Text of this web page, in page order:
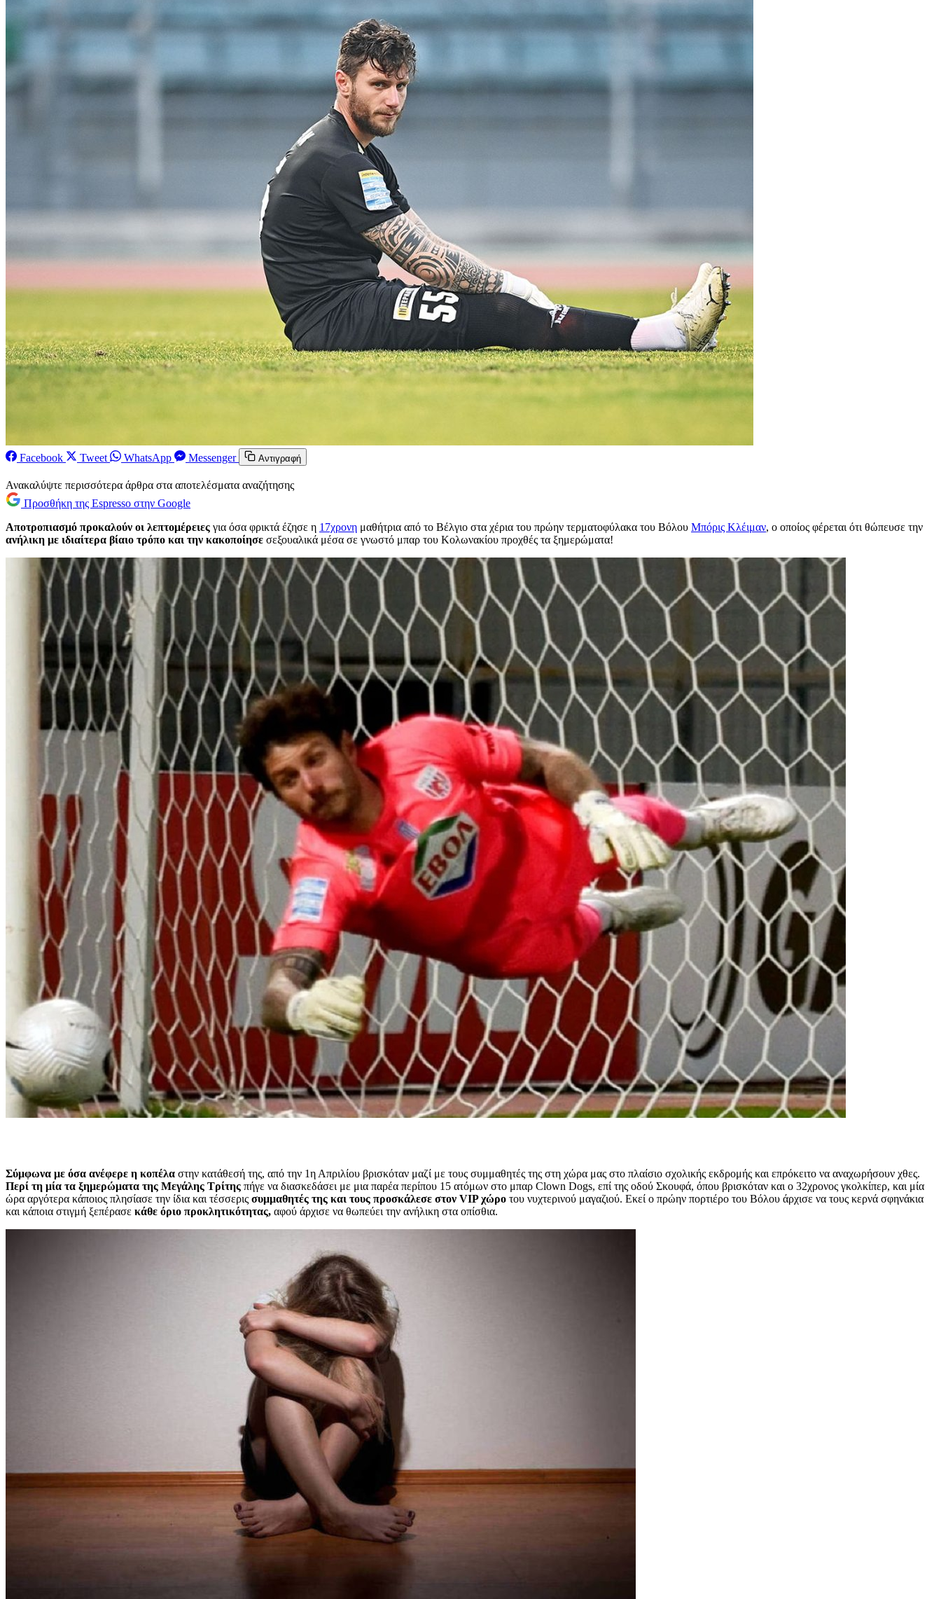
Facebook Tweet WhatsApp Messenger Αντιγραφή
Ανακαλύψτε περισσότερα άρθρα στα αποτελέσματα αναζήτησης
Προσθήκη της Espresso στην Google
Αποτροπιασμό προκαλούν οι λεπτομέρειες για όσα φρικτά έζησε η 17χρονη μαθήτρια από το Βέλγιο στα χέρια του πρώην τερματοφύλακα του Βόλου Μπόρις Κλέιμαν, ο οποίος φέρεται ότι θώπευσε την
ανήλικη με ιδιαίτερα βίαιο τρόπο και την κακοποίησε σεξουαλικά μέσα σε γνωστό μπαρ του Κολωνακίου προχθές τα ξημερώματα!
Σύμφωνα με όσα ανέφερε η κοπέλα στην κατάθεσή της, από την 1η Απριλίου βρισκόταν μαζί με τους συμμαθητές της στη χώρα μας στο πλαίσιο σχολικής εκδρομής και επρόκειτο να αναχωρήσουν χθες.
Περί τη μία τα ξημερώματα της Μεγάλης Τρίτης πήγε να διασκεδάσει με μια παρέα περίπου 15 ατόμων στο μπαρ Clown Dogs, επί της οδού Σκουφά, όπου βρισκόταν και ο 32χρονος γκολκίπερ, και μία
ώρα αργότερα κάποιος πλησίασε την ίδια και τέσσερις συμμαθητές της και τους προσκάλεσε στον VIP χώρο του νυχτερινού μαγαζιού. Εκεί ο πρώην πορτιέρο του Βόλου άρχισε να τους κερνά σφηνάκια
και κάποια στιγμή ξεπέρασε κάθε όριο προκλητικότητας, αφού άρχισε να θωπεύει την ανήλικη στα οπίσθια.